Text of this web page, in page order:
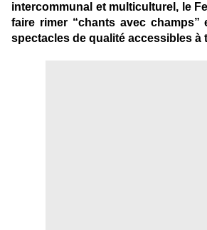
intercommunal et multiculturel, le
faire rimer “chants avec champs”
spectacles de qualité accessibles à